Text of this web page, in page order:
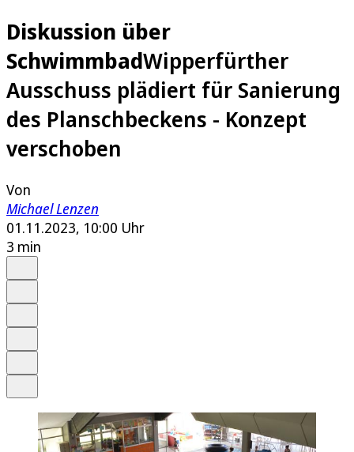
Diskussion über
SchwimmbadWipperfürther
Ausschuss plädiert für Sanierung
des Planschbeckens - Konzept
verschoben
Von
Michael Lenzen
01.11.2023, 10:00 Uhr
3 min